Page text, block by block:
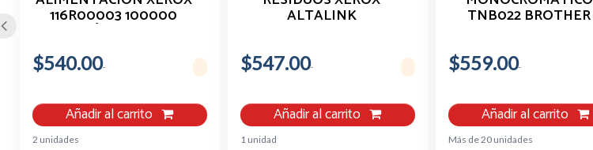
116R00003 100000
PÁGINAS
$540.00
Añadir al carrito
2 unidades
ALTALINK
$547.00
Añadir al carrito
1 unidad
TNB022 BROTHER
PAGINAS
$559.00
Añadir al carrito
Más de 20 unidades